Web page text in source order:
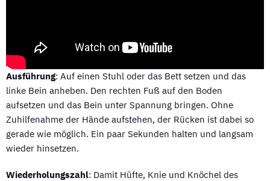
Ausführung: Auf einen Stuhl oder das Bett setzen und das
linke Bein anheben. Den rechten Fuß auf den Boden
aufsetzen und das Bein unter Spannung bringen. Ohne
Zuhilfenahme der Hände aufstehen, der Rücken ist dabei so
gerade wie möglich. Ein paar Sekunden halten und langsam
wieder hinsetzen.
Wiederholungszahl: Damit Hüfte, Knie und Knöchel des